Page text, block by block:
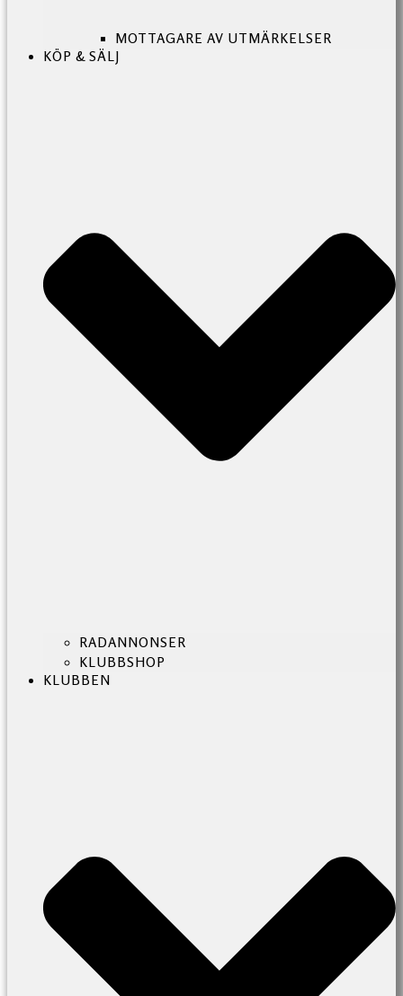
MOTTAGARE AV UTMÄRKELSER
KÖP & SÄLJ
RADANNONSER
KLUBBSHOP
KLUBBEN